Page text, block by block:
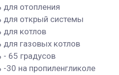
для отопления
для открый системы
для котлов
для газовых котлов
- 65 градусов
-30 на пропиленгликоле